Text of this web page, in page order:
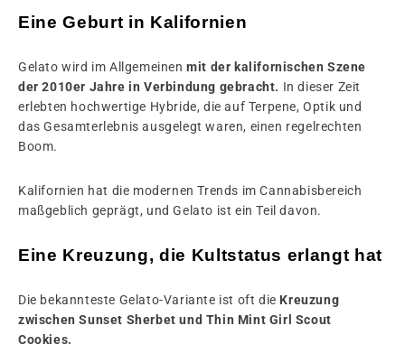
Eine Geburt in Kalifornien
Gelato wird im Allgemeinenmit der kalifornischen Szene
der 2010er Jahre in Verbindung gebracht. In dieser Zeit
erlebten hochwertige Hybride, die auf Terpene, Optik und
das Gesamterlebnis ausgelegt waren, einen regelrechten
Boom.
Kalifornien hat die modernen Trends im Cannabisbereich
maßgeblich geprägt, und Gelato ist ein Teil davon.
Eine Kreuzung, die Kultstatus erlangt hat
Die bekannteste Gelato-Variante ist oft die Kreuzung
zwischen Sunset Sherbet und Thin Mint Girl Scout
Cookies.